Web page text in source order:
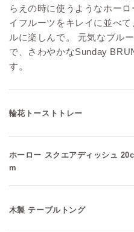
らえの時に使うようなホー
イフルーツをキレイに並べ
ルに楽しんで。 元気なブル
で、さわやかなSunday
す。
輪花トーストトレー
ホーロー スクエアディッシュ 20c
m
木製 テーブルトング